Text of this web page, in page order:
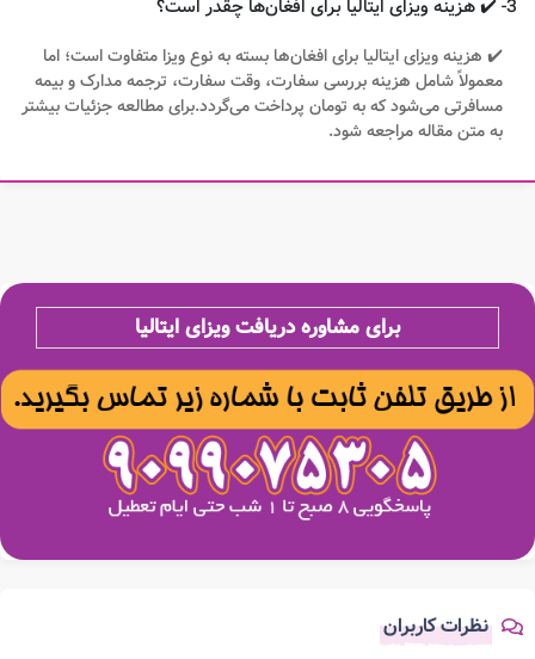
3- ✔️ هزینه ویزای ایتالیا برای افغان‌ها چقدر است؟
✔️ هزینه ویزای ایتالیا برای افغان‌ها بسته به نوع ویزا متفاوت است؛ اما
معمولاً شامل هزینه بررسی سفارت، وقت سفارت، ترجمه مدارک و بیمه
مسافرتی می‌شود که به تومان پرداخت می‌گردد.برای مطالعه جزئیات بیشتر
به متن مقاله مراجعه شود.
برای مشاوره دریافتویزای ایتالیا
نظرات کاربران